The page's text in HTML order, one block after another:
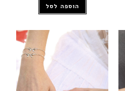
הוספה לסל